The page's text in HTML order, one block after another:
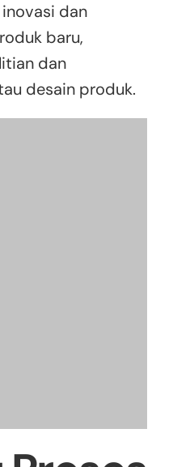
dan
baru,
dan
desain produk.